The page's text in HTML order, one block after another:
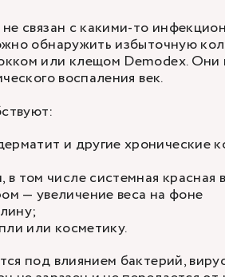
связан с какими-то
обнаружить избыточную
или клещом Demodex. Они
воспаления век.
и другие хронические
том числе системная красная
— увеличение веса на фоне
или косметику.
под влиянием бактерий,